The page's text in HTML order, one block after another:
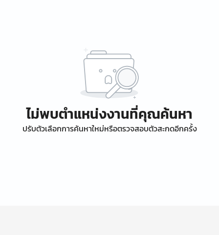
ไม่พบตำแหน่งงานที่คุณค้นหา
ปรับตัวเลือกการค้นหาใหม่หรือตรวจสอบตัวสะกดอีกครั้ง